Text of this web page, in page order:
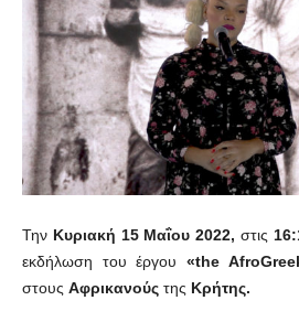
Την Κυριακή 15 Μαΐου 2022, στις
εκδήλωση του έργου«the
στους Αφρικανούς της Κρήτης.